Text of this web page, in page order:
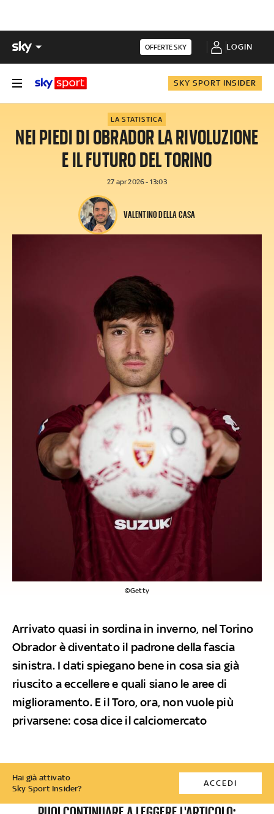
OFFERTE SKY LOGIN
SKY SPORT INSIDER
LA STATISTICA
NEI PIEDI DI OBRADOR LA RIVOLUZIONE
E IL FUTURO DEL TORINO
27 apr 2026 - 13:03
VALENTINO DELLA CASA
©Getty
Arrivato quasi in sordina in inverno, nel Torino
Obrador è diventato il padrone della fascia
sinistra. I dati spiegano bene in cosa sia già
riuscito a eccellere e quali siano le aree di
miglioramento. E il Toro, ora, non vuole più
privarsene: cosa dice il calciomercato
Hai già attivato
Sky Sport Insider?
ACCEDI